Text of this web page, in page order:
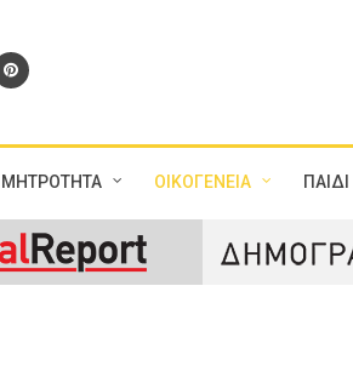
ΜΗΤΡΟΤΗΤΑ ΟΙΚΟΓΕΝΕΙΑ ΠΑΙΔΙ